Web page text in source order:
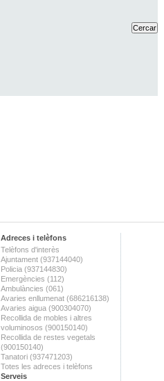
Adreces i telèfons
Telèfons d'interès
Ajuntament (937144040)
Policia (937144830)
Emergències (112)
Ambulàncies (061)
Avaries enllumenat (686216138)
Avaries aigua (900304070)
Recollida de mobles i altres
voluminosos (900150140)
Recollida de restes vegetals
(900150140)
Tanatori (937471203)
Totes les adreces i telèfons
Serveis